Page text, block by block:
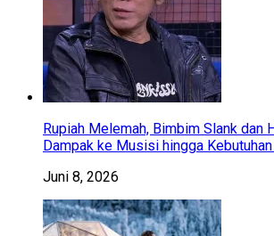
Rupiah Melemah, Bimbim Slank dan
Dampak ke Musisi hingga
Juni 8, 2026